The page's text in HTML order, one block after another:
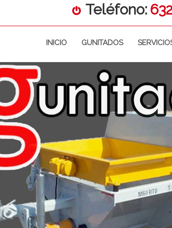
Teléfono:
INICIO GUNITADOS